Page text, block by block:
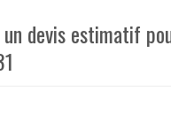
un devis estimatif